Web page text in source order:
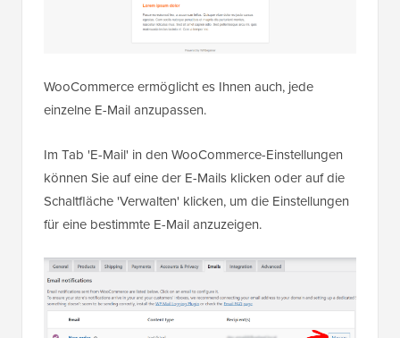
WooCommerce ermöglicht es Ihnen auch, jede
einzelne E-Mail anzupassen.
Im Tab 'E-Mail' in den WooCommerce-Einstellungen
können Sie auf eine der E-Mails klicken oder auf die
Schaltfläche 'Verwalten' klicken, um die Einstellungen
für eine bestimmte E-Mail anzuzeigen.